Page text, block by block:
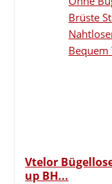
Vtelor
up BH...